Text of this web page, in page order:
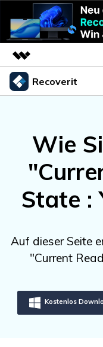
Top-Produkte
Überblick
Lösungen
Über uns
Presseraum
Shop
Recoverit
Ein
Funktionen
Gel?schte
Exklusive
Dokumente
Datenverlust-
Ressourcen
Warum Recoverit
Aktuelles Thema
search
Wie
State :
Auf dieser Seite
"Current
Kostenlos